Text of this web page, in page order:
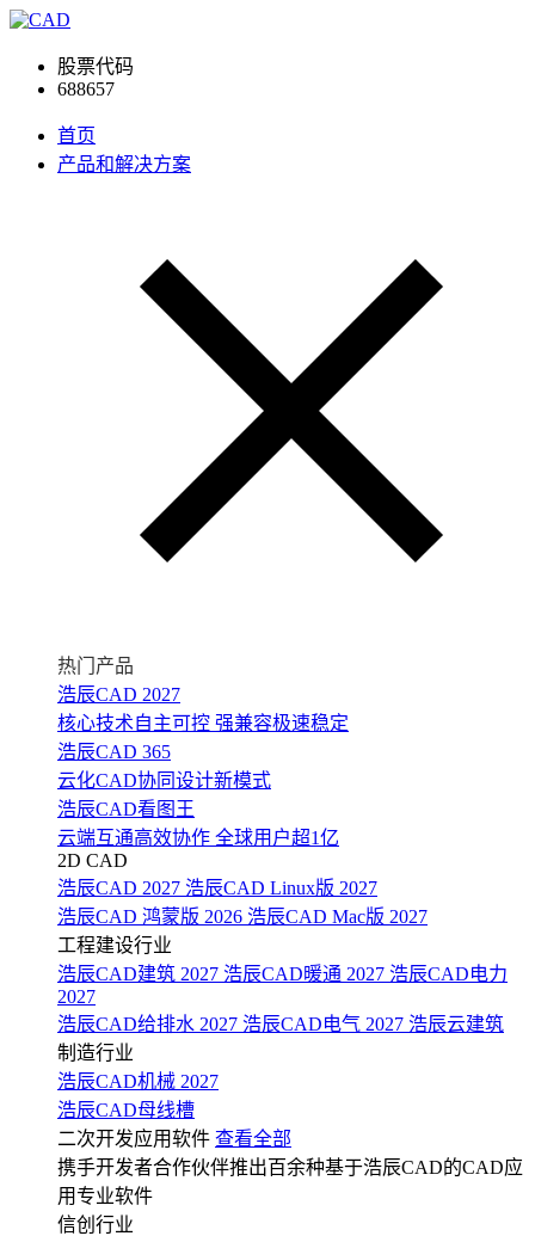
股票代码
688657
首页
产品和解决方案
热门产品
浩辰CAD 2027
核心技术自主可控 强兼容极速稳定
浩辰CAD 365
云化CAD协同设计新模式
浩辰CAD看图王
云端互通高效协作 全球用户超1亿
2D CAD
浩辰CAD 2027 浩辰CAD Linux版 2027
浩辰CAD 鸿蒙版 2026 浩辰CAD Mac版 2027
工程建设行业
浩辰CAD建筑 2027 浩辰CAD暖通 2027 浩辰CAD电力
2027
浩辰CAD给排水 2027 浩辰CAD电气 2027 浩辰云建筑
制造行业
浩辰CAD机械 2027
浩辰CAD母线槽
二次开发应用软件 查看全部
携手开发者合作伙伴推出百余种基于浩辰CAD的CAD应
用专业软件
信创行业